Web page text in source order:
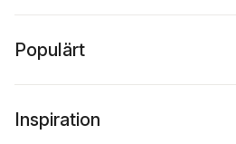
Populärt
Inspiration